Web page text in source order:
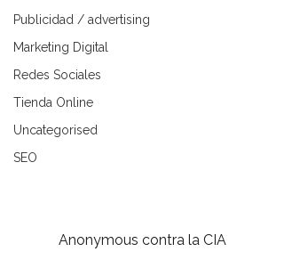
Publicidad / advertising
Marketing Digital
Redes Sociales
Tienda Online
Uncategorised
SEO
Anonymous contra la CIA